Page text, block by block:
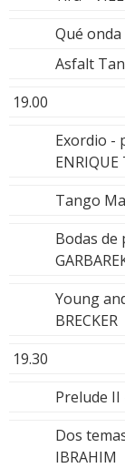
Qué onda
Asfalt
19.00
Exordio -
ENRIQUE
Tango
Bodas de
Young
BRECKER
19.30
Prelude II
Dos
IBRAHIM